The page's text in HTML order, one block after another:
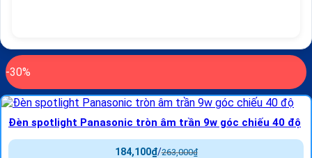
-30%
Đèn spotlight Panasonic tròn âm trần 9w góc chiếu 40 độ
263,000₫
/
184,100₫